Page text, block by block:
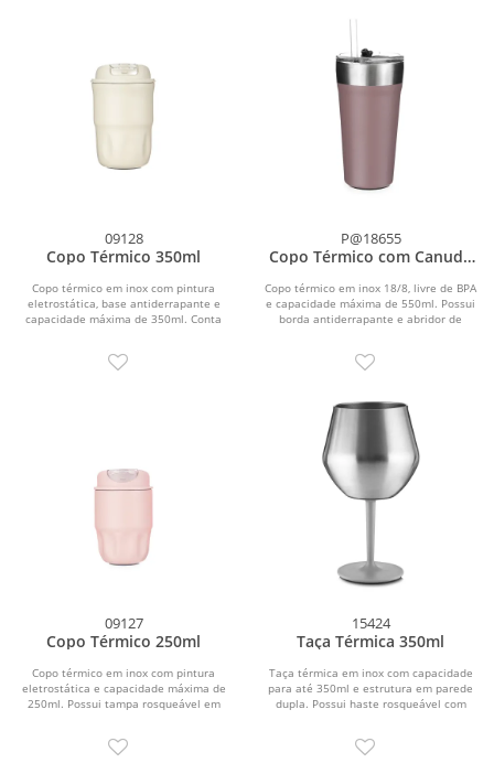
09128
Copo Térmico 350ml
Copo térmico em inox com pintura
eletrostática, base antiderrapante e
capacidade máxima de 350ml. Conta
P@18655
Copo Térmico com Canudo
Copo térmico em inox 18/8, livre de BPA
e capacidade máxima de 550ml. Possui
borda antiderrapante e abridor de
09127
Copo Térmico 250ml
Copo térmico em inox com pintura
eletrostática e capacidade máxima de
250ml. Possui tampa rosqueável em
15424
Taça Térmica 350ml
Taça térmica em inox com capacidade
para até 350ml e estrutura em parede
dupla. Possui haste rosqueável com